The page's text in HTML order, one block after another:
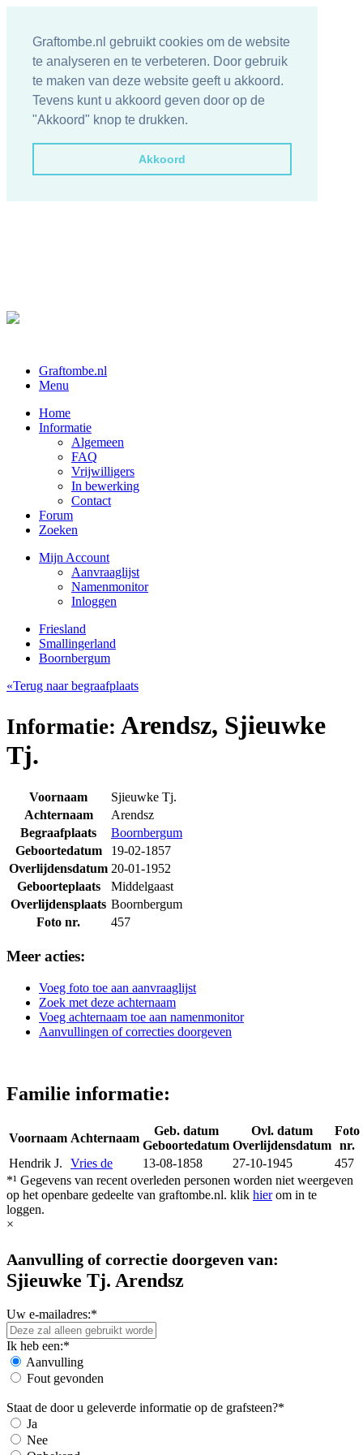
Graftombe.nl gebruikt cookies om de website
te analyseren en te verbeteren. Door gebruik
te maken van deze website geeft u akkoord.
Tevens kunt u akkoord geven door op de
"Akkoord" knop te drukken.
Akkoord
Graftombe.nl
Menu
Home
Informatie
Algemeen
FAQ
Vrijwilligers
In bewerking
Contact
Forum
Zoeken
Mijn Account
Aanvraaglijst
Namenmonitor
Inloggen
Friesland
Smallingerland
Boornbergum
«Terug naar begraafplaats
Informatie: Arendsz, Sjieuwke
Tj.
Voornaam
Sjieuwke Tj.
Achternaam
Arendsz
Begraafplaats
Boornbergum
Geboortedatum
19-02-1857
Overlijdensdatum 20-01-1952
Geboorteplaats
Middelgaast
Overlijdensplaats Boornbergum
Foto nr.
457
Meer acties:
Voeg foto toe aan aanvraaglijst
Zoek met deze achternaam
Voeg achternaam toe aan namenmonitor
Aanvullingen of correcties doorgeven
Familie informatie:
Voornaam Achternaam
Geb. datum
Geboortedatum
Ovl. datum
Overlijdensdatum
Foto
nr.
Hendrik J.
Vries de 13-08-1858 27-10-1945
457
*¹ Gegevens van recent overleden personen worden niet weergeven
op het openbare gedeelte van graftombe.nl. klik hierom in te
loggen.
×
Aanvulling of correctie doorgeven van:
Sjieuwke Tj. Arendsz
Uw e-mailadres:*
Ik heb een:*
Aanvulling
Fout gevonden
Staat de door u geleverde informatie op de grafsteen?*
Ja
Nee